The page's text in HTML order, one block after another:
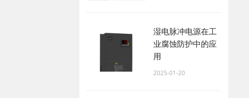
湿电脉冲电源在工
业腐蚀防护中的应
用
2025-01-20